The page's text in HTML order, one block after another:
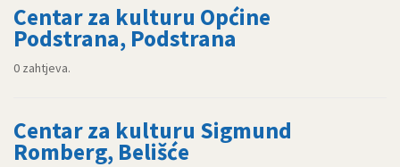
Centar za kulturu Općine
Podstrana, Podstrana
0 zahtjeva.
Centar za kulturu Sigmund
Romberg, Belišće